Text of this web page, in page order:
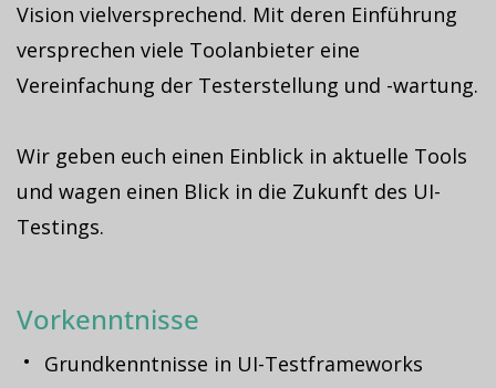
Vision vielversprechend. Mit deren Einführung
versprechen viele Toolanbieter eine
Vereinfachung der Testerstellung und -wartung.
Wir geben euch einen Einblick in aktuelle Tools
und wagen einen Blick in die Zukunft des UI-
Testings.
Vorkenntnisse
Grundkenntnisse in UI-Testframeworks